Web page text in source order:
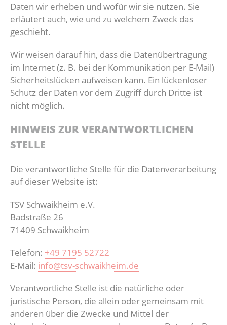
Daten wir erheben und wofür wir sie nutzen. Sie
erläutert auch, wie und zu welchem Zweck das
geschieht.
Wir weisen darauf hin, dass die Datenübertragung
im Internet (z. B. bei der Kommunikation per E-Mail)
Sicherheitslücken aufweisen kann. Ein lückenloser
Schutz der Daten vor dem Zugriff durch Dritte ist
nicht möglich.
HINWEIS ZUR VERANTWORTLICHEN
STELLE
Die verantwortliche Stelle für die Datenverarbeitung
auf dieser Website ist:
TSV Schwaikheim e.V.
Badstraße 26
71409 Schwaikheim
Telefon: +49 7195 52722
E-Mail: info@tsv-schwaikheim.de
Verantwortliche Stelle ist die natürliche oder
juristische Person, die allein oder gemeinsam mit
anderen über die Zwecke und Mittel der